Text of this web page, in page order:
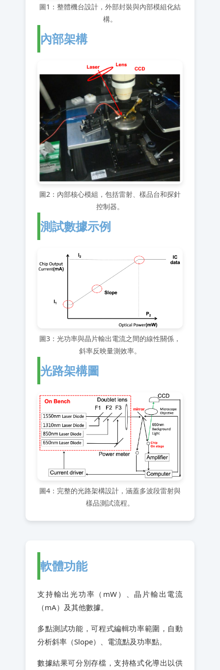
圖1：整體機台設計，外部封裝與內部模組化結
構。
內部架構
圖2：內部核心模組，包括雷射、樣品台和探針
控制器。
測試數據示例
圖3：光功率與晶片輸出電流之間的線性關係，
斜率反映量測效率。
光路架構圖
圖4：完整的光路架構設計，涵蓋多波段雷射與
樣品測試流程。
軟體功能
支持輸出光功率（mW）、晶片輸出電流
（mA）及其他數據。
多點測試功能，可程式編輯功率範圍，自動
分析斜率（Slope）、電流點及功率點。
數據結果可分別存檔，支持格式化導出以供